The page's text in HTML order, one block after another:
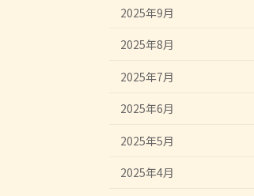
2025年9月
2025年8月
2025年7月
2025年6月
2025年5月
2025年4月